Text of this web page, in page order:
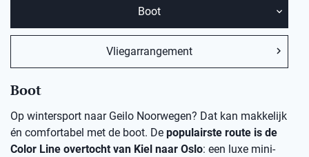
Boot
Vliegarrangement
Boot
Op wintersport naar Geilo Noorwegen? Dat kan makkelijk
én comfortabel met de boot. De populairste route is de
Color Line overtocht van Kiel naar Oslo: een luxe mini-